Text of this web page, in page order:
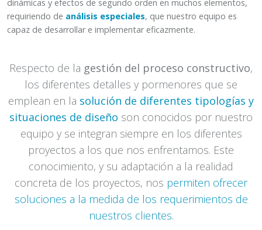
dinámicas y efectos de segundo orden en muchos elementos,
requiriendo de análisis especiales, que nuestro equipo es
capaz de desarrollar e implementar eficazmente.
Respecto de la gestión del proceso constructivo,
los diferentes detalles y pormenores que se
emplean en la solución de diferentes tipologías y
situaciones de diseño son conocidos por nuestro
equipo y se integran siempre en los diferentes
proyectos a los que nos enfrentamos. Este
conocimiento, y su adaptación a la realidad
concreta de los proyectos, nos permiten ofrecer
soluciones a la medida de los requerimientos de
nuestros clientes.